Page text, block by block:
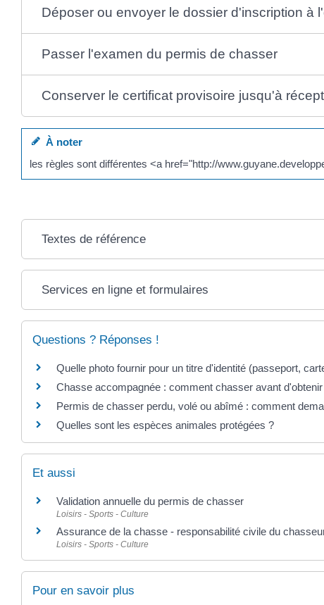
Déposer ou envoyer le dossier d'inscription à
Passer l'examen du permis de chasser
Conserver le certificat provisoire jusqu'à
À noter
les règles sont différentes <a href="http://
Textes de référence
Services en ligne et formulaires
Questions ? Réponses !
Quelle photo fournir pour un titre d'identité (passeport,
Chasse accompagnée : comment chasser avant
Permis de chasser perdu, volé ou abîmé : comment
Quelles sont les espèces animales protégées ?
Et aussi
Validation annuelle du permis de chasser
Loisirs - Sports - Culture
Assurance de la chasse - responsabilité civile du
Loisirs - Sports - Culture
Pour en savoir plus